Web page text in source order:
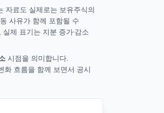
자료도 실제로는 보유주식의
사유가 함께 포함될 수
제 표기는 지분 증가·감소
시점을 의미합니다.
화 흐름을 함께 보면서 공시